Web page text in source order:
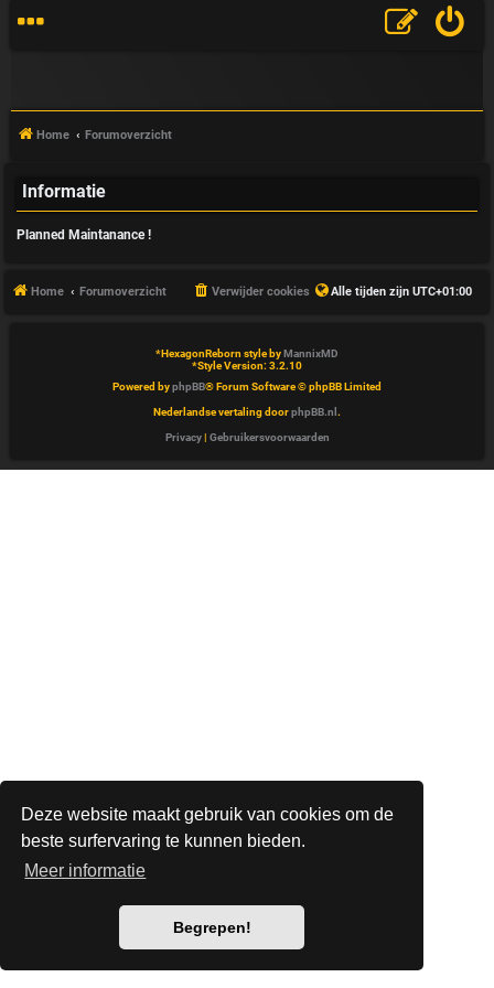
Deze website maakt gebruik van cookies om de
beste surfervaring te kunnen bieden.
Meer informatie
Begrepen!
V
A
Home Forumoverzicht
Informatie
Planned Maintanance !
Home Forumoverzicht Alle tijden zijn UTC+01:00
Verwijder cookies
*HexagonReborn style byMannixMD
*Style Version: 3.2.10
Powered byphpBB® Forum Software © phpBB Limited
Nederlandse vertaling doorphpBB.nl .
Privacy| Gebruikersvoorwaarden